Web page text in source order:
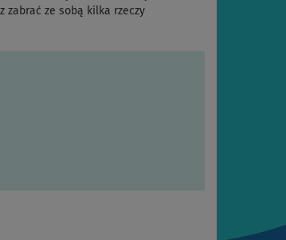
zabrać ze sobą kilka rzeczy